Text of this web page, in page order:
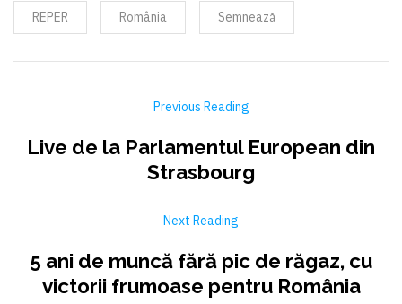
REPER România Semnează
Previous Reading
Live de la Parlamentul European din
Strasbourg
Next Reading
5 ani de muncă fără pic de răgaz, cu
victorii frumoase pentru România